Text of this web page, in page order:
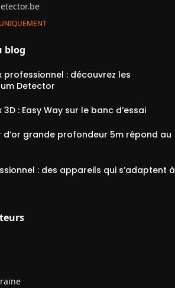
blog
: découvrez les
Detector
: Easy Way sur le banc d’essai
d’or grande profondeur 5m répond au
: des appareils qui s’adaptent à